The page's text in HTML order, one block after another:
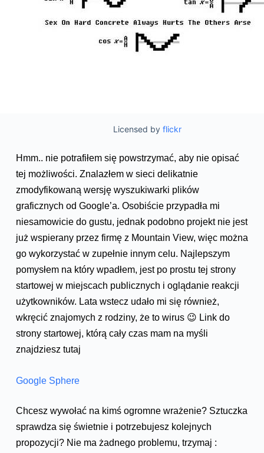
Licensed by flickr
Hmm.. nie potrafiłem się powstrzymać, aby nie opisać
tej możliwości. Znalazłem w sieci delikatnie
zmodyfikowaną wersję wyszukiwarki plików
graficznych od Google’a. Osobiście przypadła mi
niesamowicie do gustu, jednak podobno projekt nie jest
już wspierany przez firmę z Mountain View, więc można
go wykorzystać w zupełnie innym celu. Najlepszym
pomysłem na który wpadłem, jest po prostu tej strony
startowej w miejscach publicznych i oglądanie reakcji
użytkowników. Lata wstecz udało mi się również,
wkręcić znajomych z rodziny, że to wirus 😉 Link do
strony startowej, którą cały czas mam na myśli
znajdziesz tutaj
Google Sphere
Chcesz wywołać na kimś ogromne wrażenie? Sztuczka
sprawdza się świetnie i potrzebujesz kolejnych
propozycji? Nie ma żadnego problemu, trzymaj :